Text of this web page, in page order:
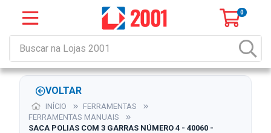
0
VOLTAR
INÍCIO
FERRAMENTAS
FERRAMENTAS MANUAIS
SACA POLIAS COM 3 GARRAS NÚMERO 4 - 40060 -